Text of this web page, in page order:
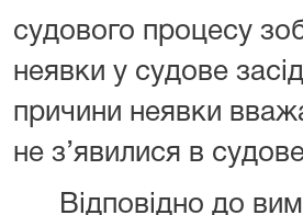
судового процесу
неявки у судове
причини неявки
не з’явилися в
Відповідно до